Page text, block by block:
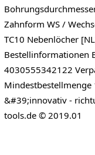
Zahnform WS /
TC10 Nebenlöcher
Bestellinformationen
4030555342122
&#39;innovativ -
tools.de © 2019.01